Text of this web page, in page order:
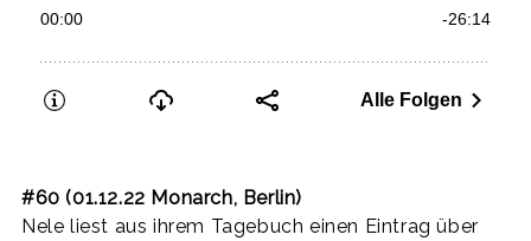
#60 (01.12.22 Monarch, Berlin)
Nele liest aus ihrem Tagebuch einen Eintrag über